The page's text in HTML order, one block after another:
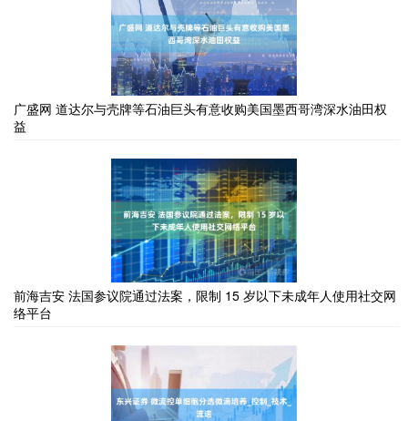
广盛网 道达尔与壳牌等石油巨头有意收购美国墨西哥湾深水油田权
益
前海吉安 法国参议院通过法案，限制 15 岁以下未成年人使用社交网
络平台